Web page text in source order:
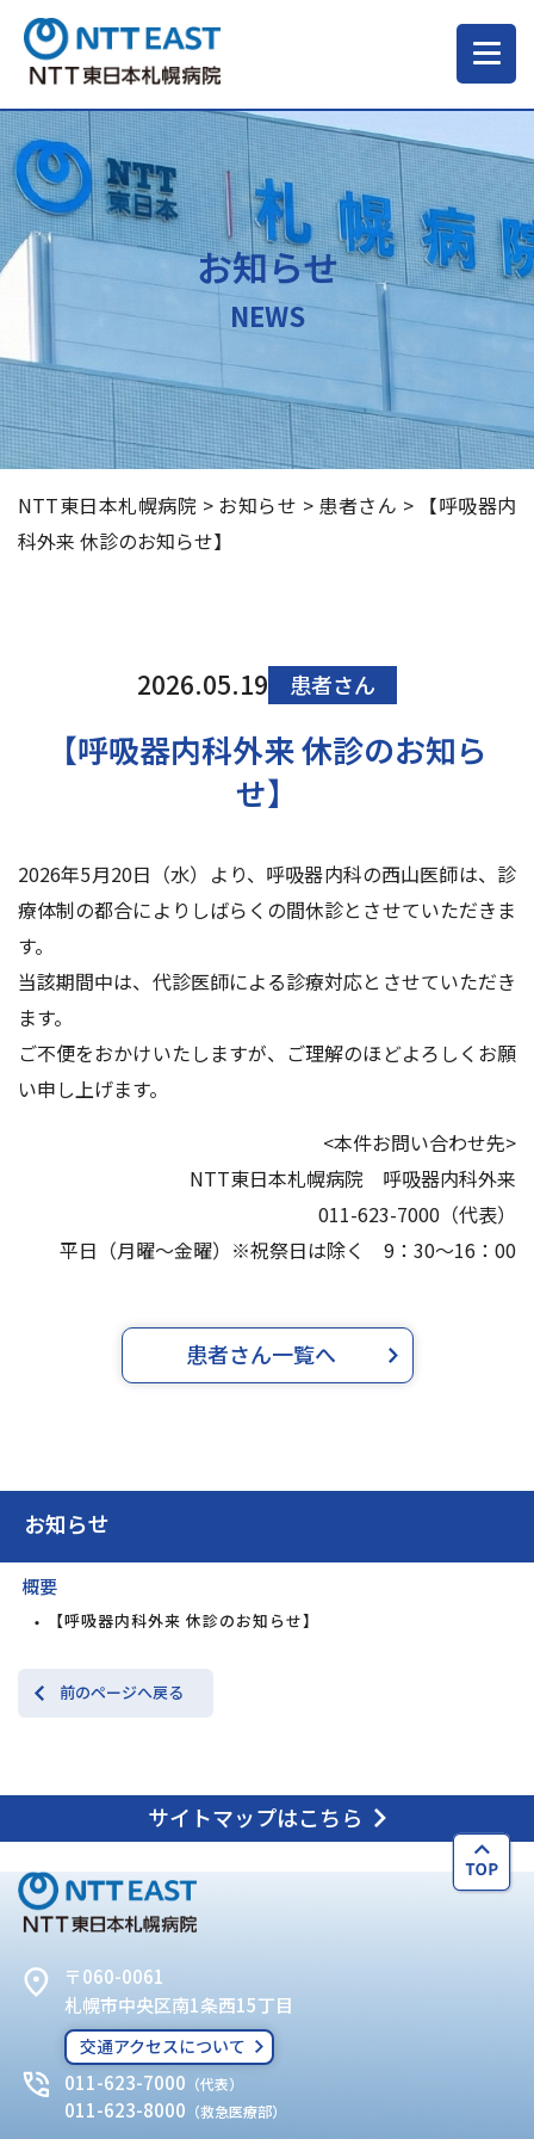
当院について
ご来院される方へ
診療科・部門
医療・介護関係の方
採用情報
お知らせ
概要
【呼吸器内科外来 休診のお知らせ】
前のページへ戻る
お知らせ
NEWS
NTT東日本札幌病院 > お知らせ > 患者さん > 【呼吸器内
科外来 休診のお知らせ】
2026.05.19 患者さん
【呼吸器内科外来 休診のお知ら
せ】
2026年5月20日（水）より、呼吸器内科の西山医師は、診
療体制の都合によりしばらくの間休診とさせていただきま
す。
当該期間中は、代診医師による診療対応とさせていただき
ます。
ご不便をおかけいたしますが、ご理解のほどよろしくお願
い申し上げます。
<本件お問い合わせ先>
NTT東日本札幌病院 呼吸器内科外来
011-623-7000（代表）
平日（月曜～金曜）※祝祭日は除く 9：30～16：00
患者さん一覧へ
サイトマップはこちら
〒060-0061
札幌市中央区南1条西15丁目
交通アクセスについて
011-623-7000 （代表）
011-623-8000 （救急医療部）